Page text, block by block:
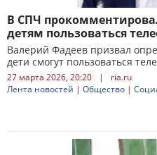
В СПЧ
детям пользоваться
Валерий Фадеев призвал
дети смогут пользоваться
27 марта 2026, 20:20 |
ria.ru
Лента новостей | Общество |